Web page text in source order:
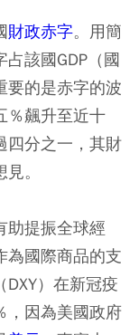
財政赤字。用簡
該國GDP（國
要的是赤字的波
％飆升至近十
四分之一，其財
。
提振全球經
為國際商品的支
）在新冠疫
因為美國政府